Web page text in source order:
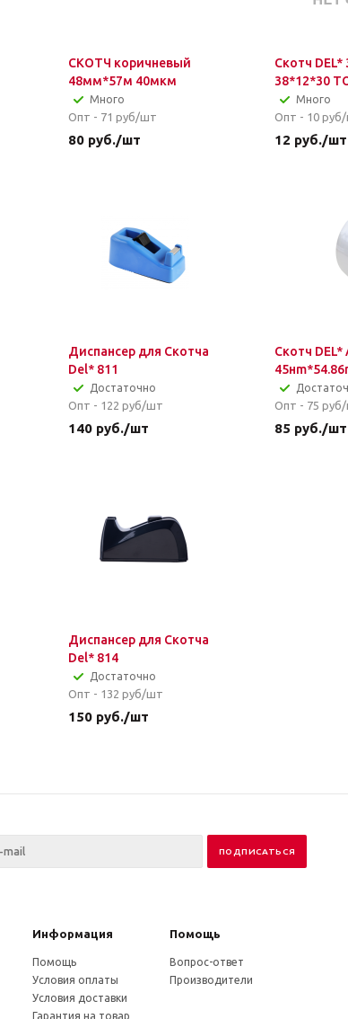
СКОТЧ коричневый
48мм*57м 40мкм
Много
Опт - 71 руб/шт
80 руб./шт
Скотч DEL*
38*12*30
Много
Опт - 10
12 руб./шт
Диспансер для Скотча
Del* 811
Достаточно
Опт - 122 руб/шт
140 руб./шт
Скотч DEL*
Опт - 75
85 руб./шт
Диспансер для Скотча
Del* 814
Достаточно
Опт - 132 руб/шт
150 руб./шт
Информация Помощь
Помощь
Условия оплаты
Условия доставки
Гарантия на товар
Вопрос-ответ
Производители